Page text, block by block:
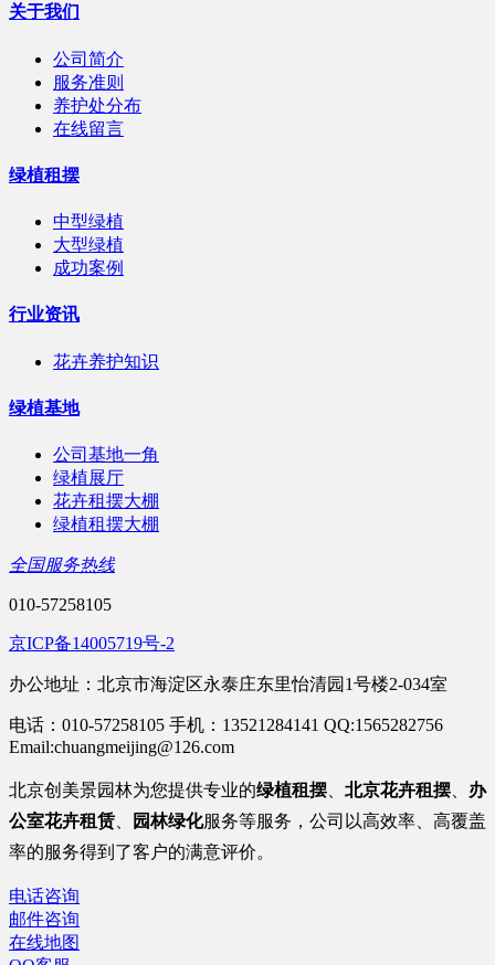
关于我们
公司简介
服务准则
养护处分布
在线留言
绿植租摆
中型绿植
大型绿植
成功案例
行业资讯
花卉养护知识
绿植基地
公司基地一角
绿植展厅
花卉租摆大棚
绿植租摆大棚
全国服务热线
010-57258105
京ICP备14005719号-2
办公地址：北京市海淀区永泰庄东里怡清园1号楼2-034室
电话：010-57258105 手机：13521284141 QQ:1565282756
Email:chuangmeijing@126.com
北京创美景园林为您提供专业的绿植租摆 北京花卉租摆
办
公室花卉租赁 园林绿化服务等服务 ，公司以高效率、高覆盖
率的服务得到了客户的满意评价。
电话咨询
邮件咨询
在线地图